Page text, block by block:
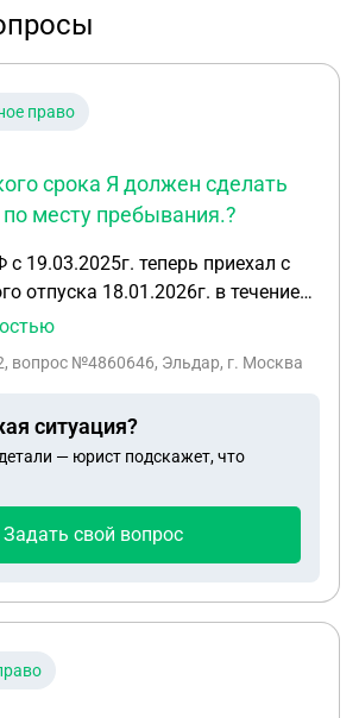
право
срока Я должен сделать
месту пребывания.?
19.03.2025г. теперь приехал с
18.01.2026г. в течение
сделать регистрацию по
2026 г. Она действует?
, вопрос №4860646, Эльдар, г. Москва
ситуация?
— юрист подскажет, что
Задать свой вопрос